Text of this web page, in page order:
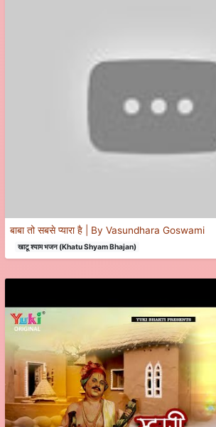
बाबा तो सबसे प्यारा है | By Vasundhara Goswami
खाटू श्याम भजन (Khatu Shyam Bhajan)